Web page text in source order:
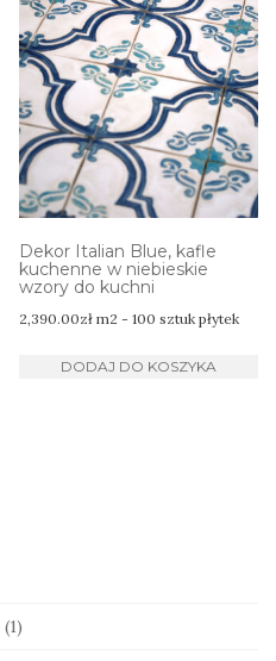
Dekor Italian Blue, kafle
kuchenne w niebieskie
wzory do kuchni
2,390.00zł m2 - 100 sztuk płytek
DODAJ DO KOSZYKA
(1)